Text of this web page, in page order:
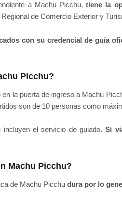
a Machu Picchu,tiene la
de Comercio Exterior y
con su credencial de guía
Picchu?
la puerta de ingreso a Machu
son de 10 personas como
incluyen el servicio de guiado.Si
Machu Picchu?
de Machu Picchudura por lo